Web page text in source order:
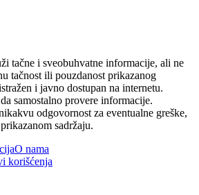
tačne i sveobuhvatne informacije, ali ne
tačnost ili pouzdanost prikazanog
i javno dostupan na internetu.
samostalno provere informacije.
odgovornost za eventualne greške,
sadržaju.
O nama
korišćenja